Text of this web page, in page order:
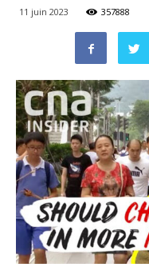
11 juin 2023 357888